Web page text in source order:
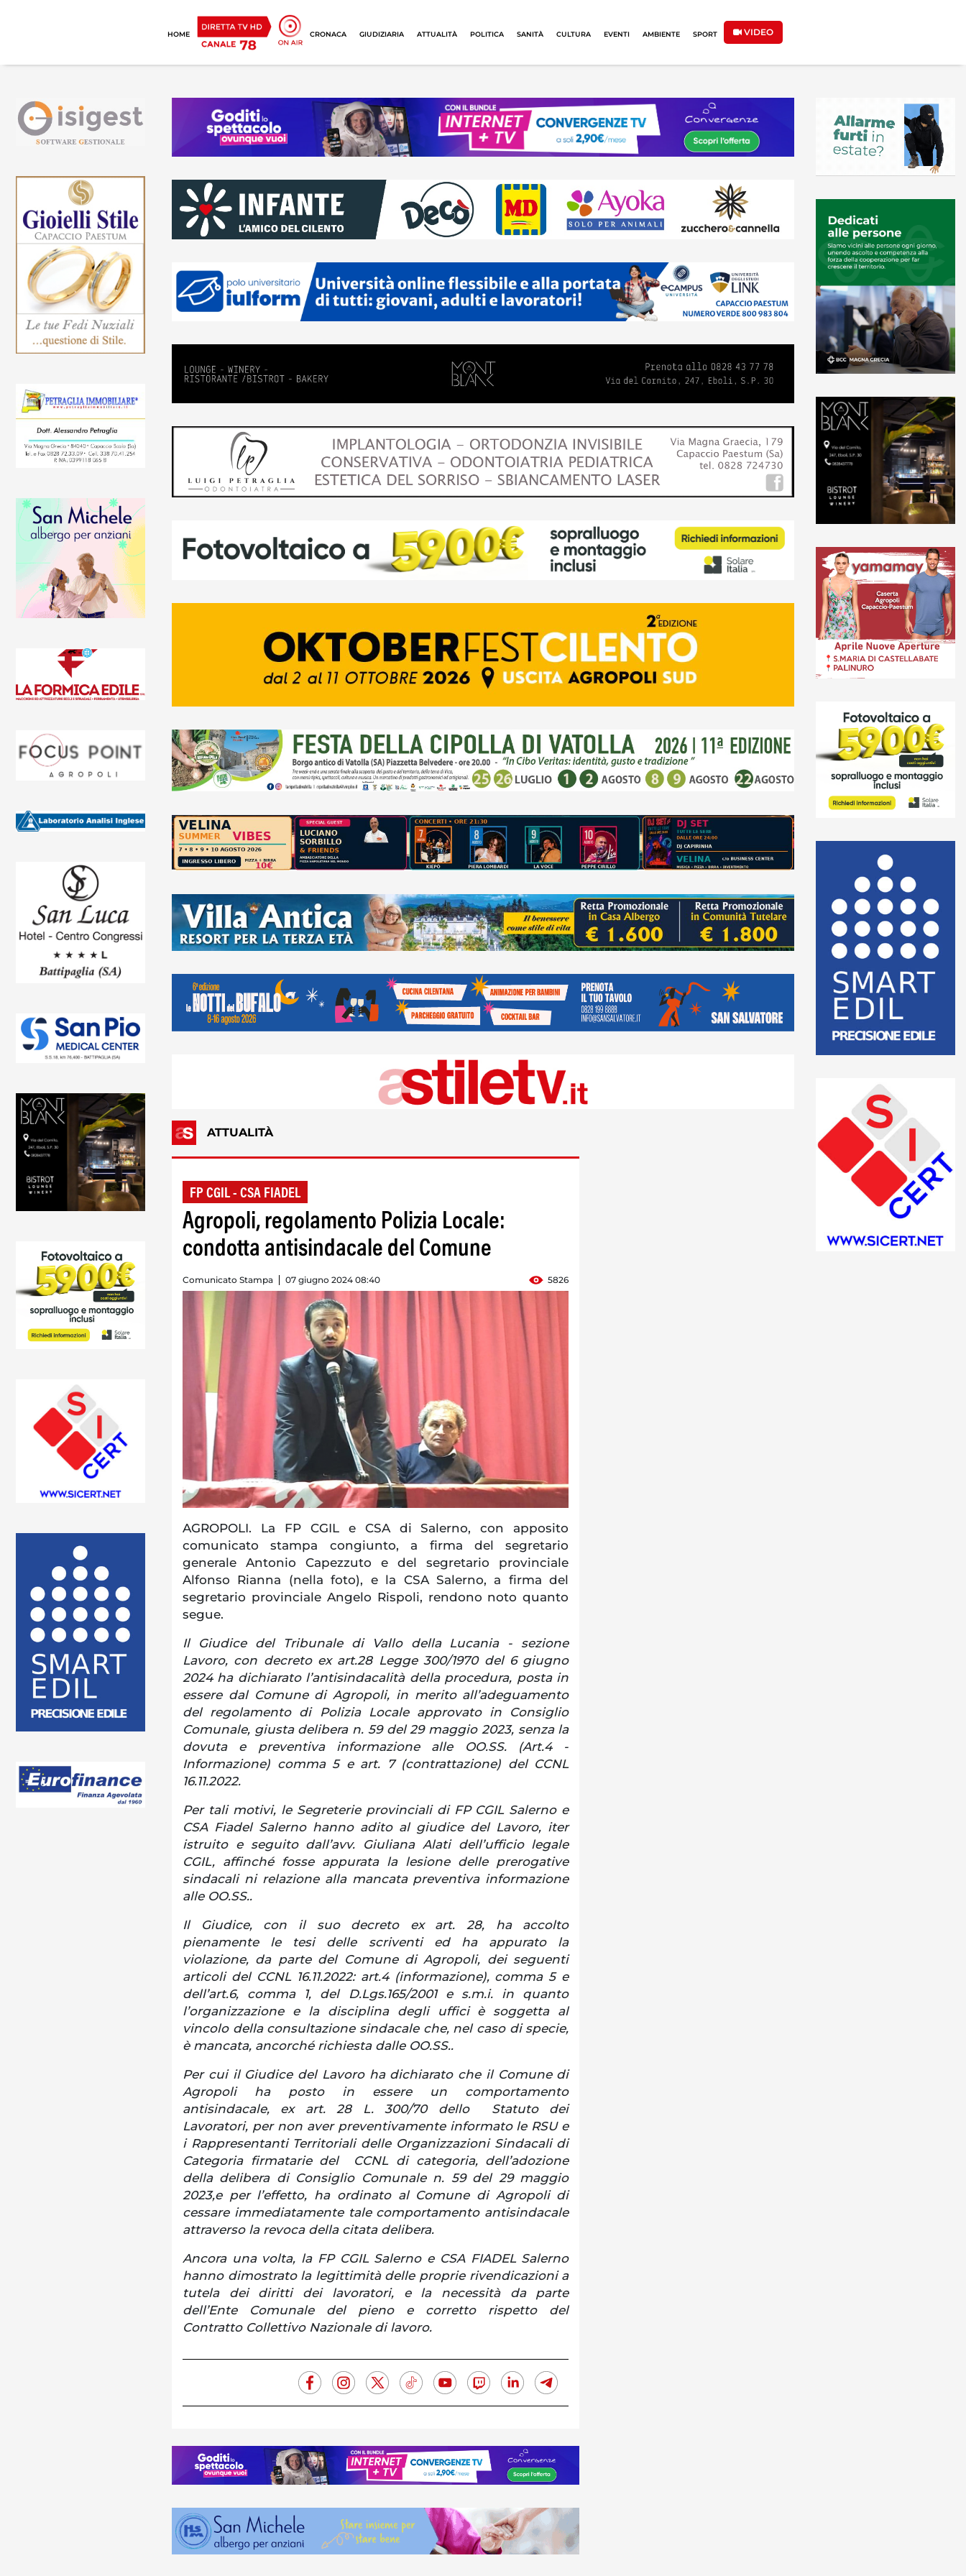
HOME CRONACA GIUDIZIARIA ATTUALITÀ POLITICA SANITÀ CULTURA EVENTI AMBIENTE SPORT VIDEO
ATTUALITÀ
FP CGIL - CSA FIADEL
Agropoli, regolamento Polizia Locale:
condotta antisindacale del Comune
Comunicato Stampa 07 giugno 2024 08:40 5826
AGROPOLI. La FP CGIL e CSA di Salerno, con apposito
comunicato stampa congiunto, a firma del segretario
generale Antonio Capezzuto e del segretario provinciale
Alfonso Rianna (nella foto), e la CSA Salerno, a firma del
segretario provinciale Angelo Rispoli, rendono noto quanto
segue.
Il Giudice del Tribunale di Vallo della Lucania - sezione
Lavoro, con decreto ex art.28 Legge 300/1970 del 6 giugno
2024 ha dichiarato l’antisindacalità della procedura, posta in
essere dal Comune di Agropoli, in merito all’adeguamento
del regolamento di Polizia Locale approvato in Consiglio
Comunale, giusta delibera n. 59 del 29 maggio 2023, senza la
dovuta e preventiva informazione alle OO.SS. (Art.4 -
Informazione) comma 5 e art. 7 (contrattazione) del CCNL
16.11.2022.
Per tali motivi, le Segreterie provinciali di FP CGIL Salerno e
CSA Fiadel Salerno hanno adito al giudice del Lavoro, iter
istruito e seguito dall’avv. Giuliana Alati dell’ufficio legale
CGIL, affinché fosse appurata la lesione delle prerogative
sindacali ni relazione alla mancata preventiva informazione
alle OO.SS..
Il Giudice, con il suo decreto ex art. 28, ha accolto
pienamente le tesi delle scriventi ed ha appurato la
violazione, da parte del Comune di Agropoli, dei seguenti
articoli del CCNL 16.11.2022: art.4 (informazione), comma 5 e
dell’art.6, comma 1, del D.Lgs.165/2001 e s.m.i. in quanto
l’organizzazione e la disciplina degli uffici è soggetta al
vincolo della consultazione sindacale che, nel caso di specie,
è mancata, ancorché richiesta dalle OO.SS..
Per cui il Giudice del Lavoro ha dichiarato che il Comune di
Agropoli ha posto in essere un comportamento
antisindacale, ex art. 28 L. 300/70 dello Statuto dei
Lavoratori, per non aver preventivamente informato le RSU e
i Rappresentanti Territoriali delle Organizzazioni Sindacali di
Categoria firmatarie del CCNL di categoria, dell’adozione
della delibera di Consiglio Comunale n. 59 del 29 maggio
2023,e per l’effetto, ha ordinato al Comune di Agropoli di
cessare immediatamente tale comportamento antisindacale
attraverso la revoca della citata delibera.
Ancora una volta, la FP CGIL Salerno e CSA FIADEL Salerno
hanno dimostrato la legittimità delle proprie rivendicazioni a
tutela dei diritti dei lavoratori, e la necessità da parte
dell’Ente Comunale del pieno e corretto rispetto del
Contratto Collettivo Nazionale di lavoro.